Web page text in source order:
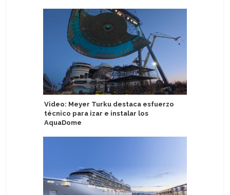
Video: Meyer Turku destaca esfuerzo
técnico para izar e instalar los
AquaDome